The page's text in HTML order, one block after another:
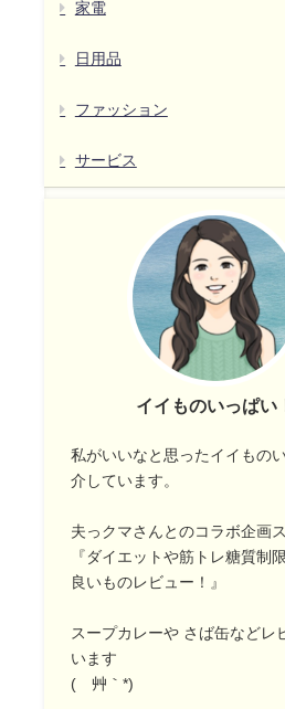
家電
日用品
ファッション
サービス
イイものいっぱい
私がいいなと思ったイイもの
介しています。
夫っクマさんとのコラボ企画
『ダイエットや筋トレ糖質制
良いものレビュー！』
スープカレーや さば缶などレ
います
(´艸｀*)